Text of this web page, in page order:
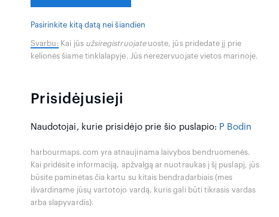
Pasirinkite kitą datą nei šiandien
Svarbu: Kai jūs užsiregistruojateuoste, jūs pridedate jį prie
kelionės šiame tinklalapyje. Jūs nerezervuojate vietos marinoje.
Prisidėjusieji
Naudotojai, kurie prisidėjo prie šio puslapio: P Bodin
harbourmaps.com yra atnaujinama laivybos bendruomenės.
Kai pridėsite informaciją, apžvalgą ar nuotraukas į šį puslapį, jūs
būsite paminėtas čia kartu su kitais bendradarbiais (mes
išvardiname jūsų vartotojo vardą, kuris gali būti tikrasis vardas
arba slapyvardis).